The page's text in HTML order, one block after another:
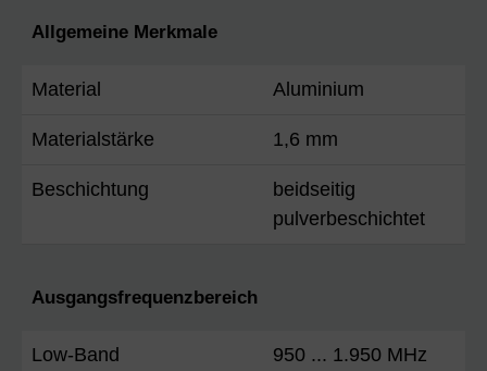
Allgemeine Merkmale
Material Aluminium
Materialstärke 1,6 mm
Beschichtung
beidseitig
pulverbeschichtet
Ausgangsfrequenzbereich
Low-Band 950 ... 1.950 MHz